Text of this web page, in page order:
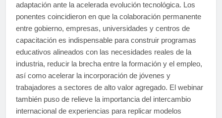
adaptación ante la acelerada evolución tecnológica. Los
ponentes coincidieron en que la colaboración permanente
entre gobierno, empresas, universidades y centros de
capacitación es indispensable para construir programas
educativos alineados con las necesidades reales de la
industria, reducir la brecha entre la formación y el empleo,
así como acelerar la incorporación de jóvenes y
trabajadores a sectores de alto valor agregado. El webinar
también puso de relieve la importancia del intercambio
internacional de experiencias para replicar modelos